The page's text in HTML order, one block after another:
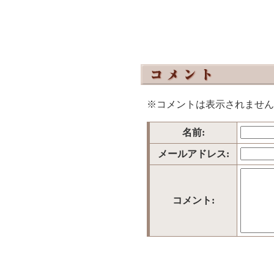
※コメントは表示されませ
名前:
メールアドレス:
コメント: